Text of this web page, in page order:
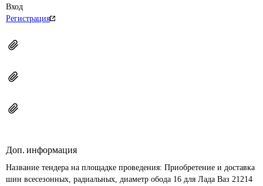
Вход
Регистрация
Доп. информация
Название тендера на площадке проведения: Приобретение и доставка
шин всесезонных, радиальных, диаметр обода 16 для Лада Ваз 21214